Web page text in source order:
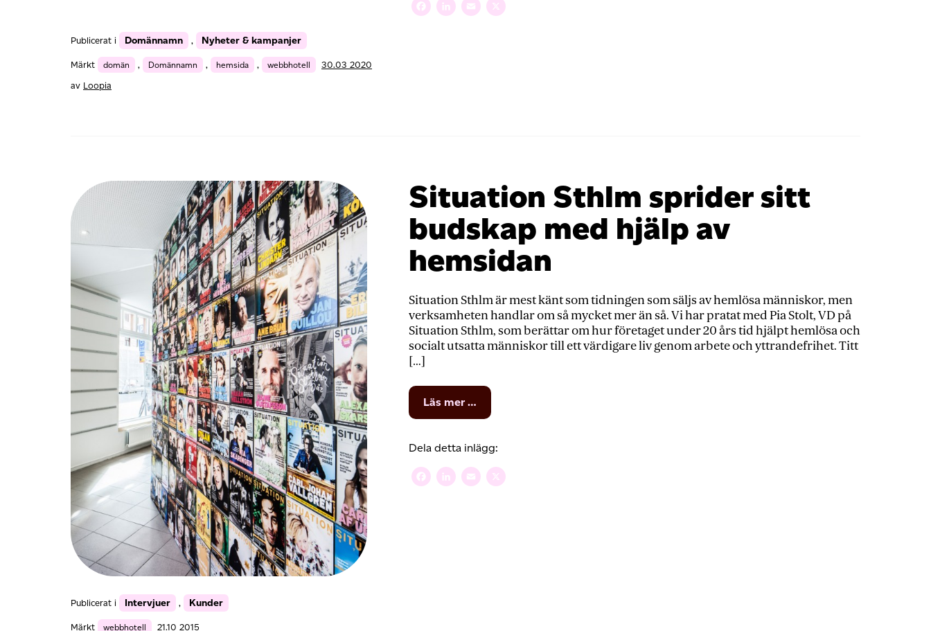
Loopia
Facebook
LinkedIn
Email
Publicerat i Domännamn , Nyheter & kampanjer
Märkt domän , Domännamn , hemsida , webbhotell
30.03 2020
av Loopia
Situation Sthlm sprider sitt
budskap med hjälp av
hemsidan
Situation Sthlm är mest känt som tidningen som säljs av hemlösa människor, men
verksamheten handlar om så mycket mer än så. Vi har pratat med Pia Stolt, VD på
Situation Sthlm, som berättar om hur företaget under 20 års tid hjälpt hemlösa och
socialt utsatta människor till ett värdigare liv genom arbete och yttrandefrihet. Titt
[…]
Läs mer …from
Situation
sprider
sitt
budskap
med
Dela detta inlägg:
Facebook
LinkedIn
Email
Publicerat i Intervjuer , Kunder
Märkt webbhotell 21.10 2015